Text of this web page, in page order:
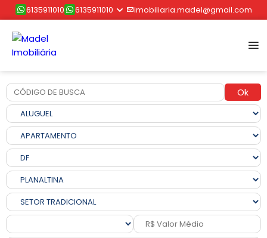
6135911010 6135911010 imobiliaria.madel@gmail.com
Ok